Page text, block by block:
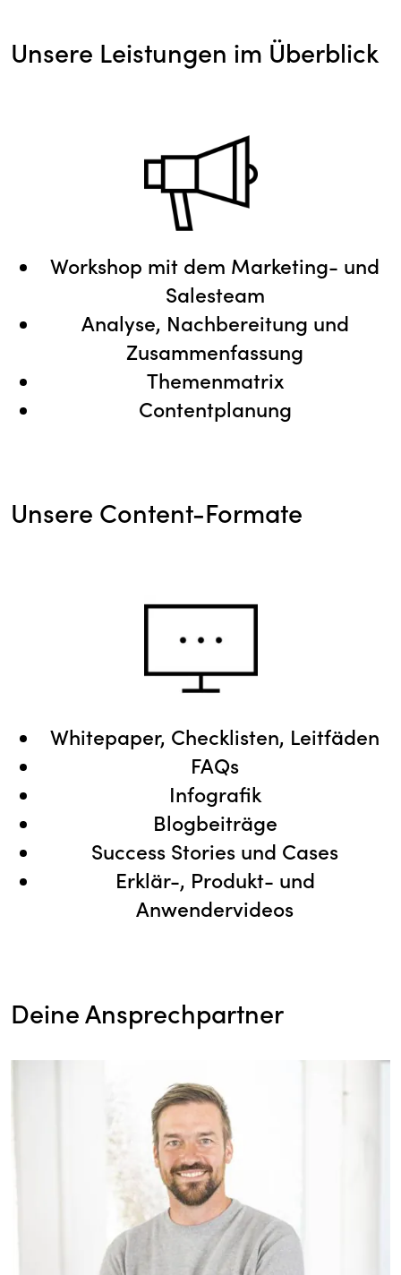
Unsere Leistungen im Überblick
Workshop mit dem Marketing- und
Salesteam
Analyse, Nachbereitung und
Zusammenfassung
Themenmatrix
Contentplanung
Unsere Content-Formate
Whitepaper, Checklisten, Leitfäden
FAQs
Infografik
Blogbeiträge
Success Stories und Cases
Erklär-, Produkt- und
Anwendervideos
Deine Ansprechpartner